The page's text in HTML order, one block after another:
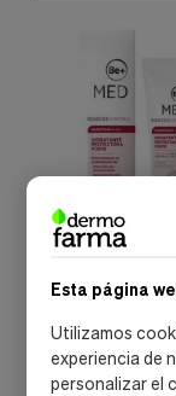
Esta página
Utilizamos
experiencia de
personalizar el
Be+
Be+ Med Rojeces
Hid Prot Fte 30M
25,44 €